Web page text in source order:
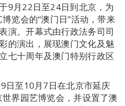
9月22日至24日到北京，为
览会的“澳门日”活动，带来
演。开幕式由行政法务司司
的演出，展现澳门文化及魅
七十周年及澳门特别行政区
日至10月7日在北京市延庆
界园艺博览会，并设置了澳